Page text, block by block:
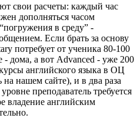
свои расчеты: каждый час
дополняться часом
в среду” -
Если брать за основу
потребует от ученика 80-100
- дома, а вот Advanced - уже 200
английского языка в ОЦ
нашем сайте), и в два раза
преподаватель требуется
владение английским